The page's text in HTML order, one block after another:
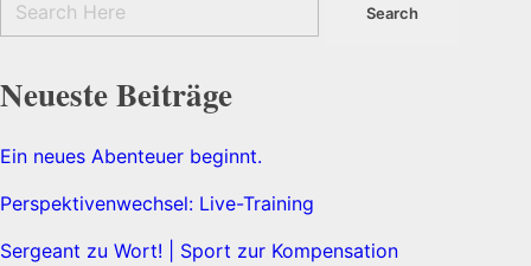
Neueste Beiträge
Ein neues Abenteuer beginnt.
Perspektivenwechsel: Live-Training
Sergeant zu Wort! | Sport zur Kompensation